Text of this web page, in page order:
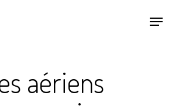
Menu
aériens